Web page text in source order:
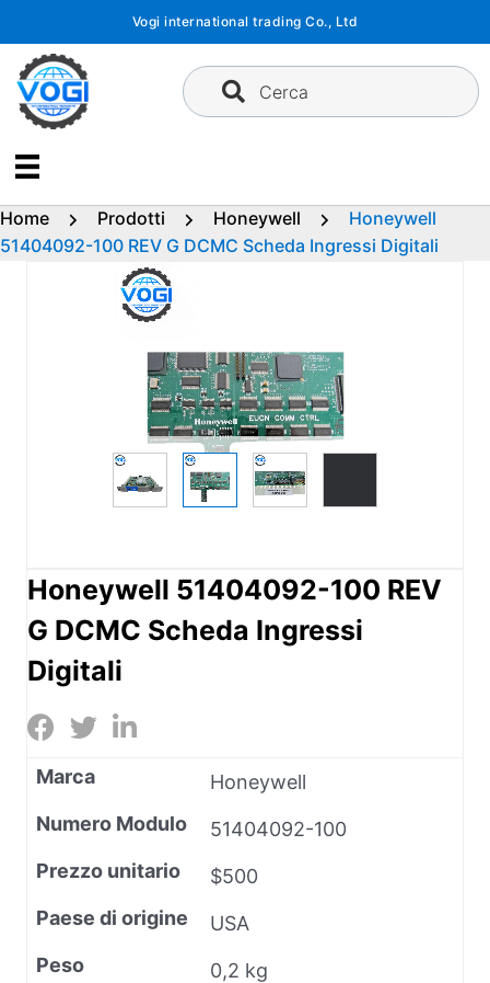
contenuto
Vogi international trading Co., Ltd
Cerca
Home Prodotti Honeywell
Honeywell
51404092-100 REV G DCMC Scheda Ingressi Digitali
Honeywell 51404092-100 REV
G DCMC Scheda Ingressi
Digitali
Marca
Honeywell
Numero Modulo
51404092-100
Prezzo unitario
$500
Paese di origine
USA
Peso
0,2 kg